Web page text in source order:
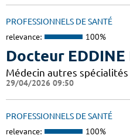
PROFESSIONNELS DE SANTÉ
relevance: 100%
Docteur EDDINE
Médecin autres
29/04/2026 09:50
PROFESSIONNELS DE SANTÉ
relevance: 100%